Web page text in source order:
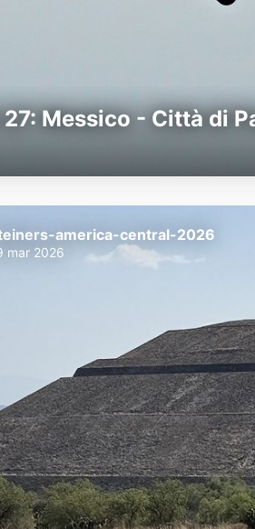
27: Messico - Città di
america-central-2026
mar 2026